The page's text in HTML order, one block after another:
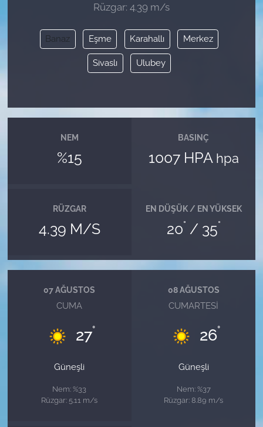
Rüzgar: 4.39 m/s
Banaz Eşme Karahallı Merkez
Sivaslı Ulubey
NEM
%15
BASINÇ
1007 HPA hpa
RÜZGAR
4.39 M/S
EN DÜŞÜK / EN YÜKSEK
20° / 35°
07 AĞUSTOS
CUMA
27°
Güneşli
Nem: %33
Rüzgar: 5.11 m/s
08 AĞUSTOS
CUMARTESI
26°
Güneşli
Nem: %37
Rüzgar: 8.89 m/s